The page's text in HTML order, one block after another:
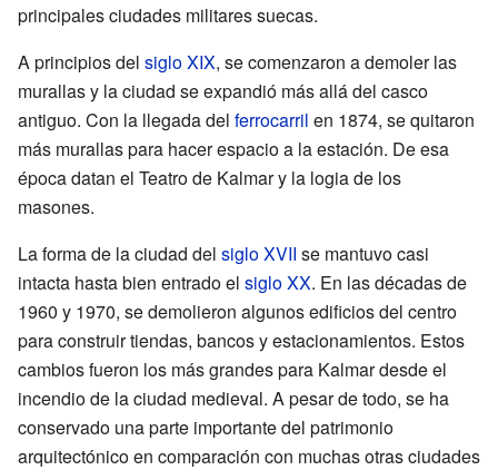
principales ciudades militares suecas.
A principios del siglo XIX, se comenzaron a demoler las
murallas y la ciudad se expandió más allá del casco
antiguo. Con la llegada del ferrocarril en 1874, se quitaron
más murallas para hacer espacio a la estación. De esa
época datan el Teatro de Kalmar y la logia de los
masones.
La forma de la ciudad del siglo XVII se mantuvo casi
intacta hasta bien entrado el siglo XX. En las décadas de
1960 y 1970, se demolieron algunos edificios del centro
para construir tiendas, bancos y estacionamientos. Estos
cambios fueron los más grandes para Kalmar desde el
incendio de la ciudad medieval. A pesar de todo, se ha
conservado una parte importante del patrimonio
arquitectónico en comparación con muchas otras ciudades